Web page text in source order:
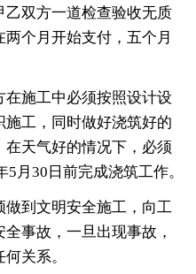
双方一道检查验收无质
个月开始支付，五个月
在施工中必须按照设计设
工，同时做好浇筑好的
天气好的情况下，必须
月30日前完成浇筑工作。
到文明安全施工，向工
事故，一旦出现事故，
关系。